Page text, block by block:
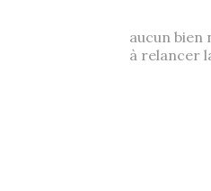
aucun bien
à relancer